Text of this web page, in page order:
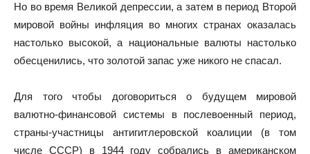
Но во время Великой депрессии, а затем в период Второй
мировой войны инфляция во многих странах оказалась
настолько высокой, а национальные валюты настолько
обесценились, что золотой запас уже никого не спасал.
Для того чтобы договориться о будущем мировой
валютно-финансовой системы в послевоенный период,
страны-участницы антигитлеровской коалиции (в том
числе СССР) в 1944 году собрались в американском